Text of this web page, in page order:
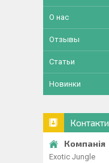
О нас
Отзывы
Статьи
Новинки
Контакти
Exotic Jungle